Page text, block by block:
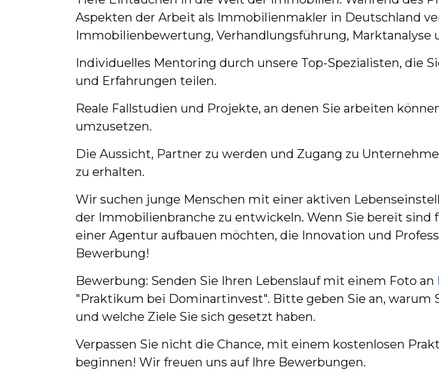
Aspekten der Arbeit als Immobilienmakler in Deutschland
Immobilienbewertung, Verhandlungsführung, Marktanalyse
Individuelles Mentoring durch unsere Top-Spezialisten, die
und Erfahrungen teilen.
Reale Fallstudien und Projekte, an denen Sie arbeiten
umzusetzen.
Die Aussicht, Partner zu werden und Zugang zu
zu erhalten.
Wir suchen junge Menschen mit einer aktiven
der Immobilienbranche zu entwickeln. Wenn Sie bereit sind
einer Agentur aufbauen möchten, die Innovation und
Bewerbung!
Bewerbung: Senden Sie Ihren Lebenslauf mit einem Foto an
"Praktikum bei Dominartinvest". Bitte geben Sie an, warum
und welche Ziele Sie sich gesetzt haben.
Verpassen Sie nicht die Chance, mit einem kostenlosen
beginnen! Wir freuen uns auf Ihre Bewerbungen.